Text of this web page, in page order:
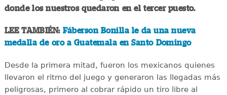
donde los nuestros quedaron en el tercer puesto.
LEE TAMBIÉN: Fáberson Bonilla le da una nueva
medalla de oro a Guatemala en Santo Domingo
Desde la primera mitad, fueron los mexicanos quienes
llevaron el ritmo del juego y generaron las llegadas más
peligrosas, primero al cobrar rápido un tiro libre al